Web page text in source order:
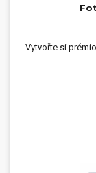
Vytvořte si